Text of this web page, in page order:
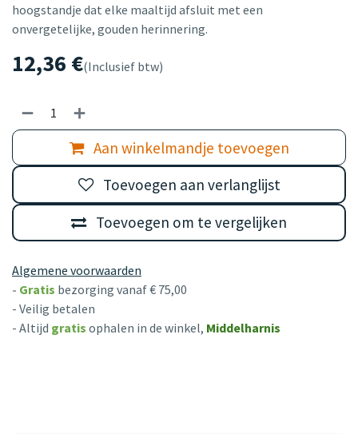
hoogstandje dat elke maaltijd afsluit met een
onvergetelijke, gouden herinnering.
12,36 €(Inclusief btw)
Aan winkelmandje toevoegen
Toevoegen om te vergelijken
Toevoegen aan verlanglijst
Algemene voorwaarden
- Gratis bezorging vanaf € 75,00
- Veilig betalen
- Altijd gratis ophalen in de winkel, Middelharnis